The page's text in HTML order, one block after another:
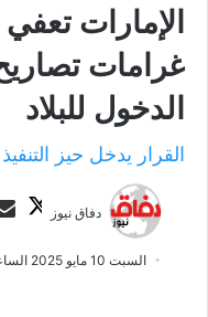
الإمارات
غرامات
الدخول للبلاد
القرار يدخل حيز التنفيذ اعتباراً
دفاق نيوز
ت
ب
السبت 10 مايو 2025 الساعة 11:23 م